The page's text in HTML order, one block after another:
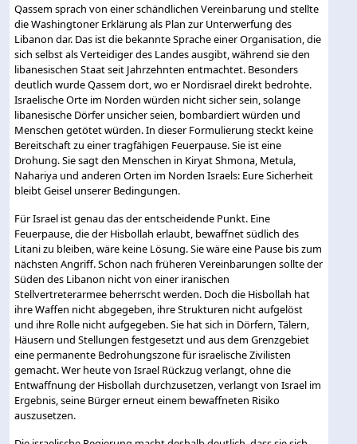
Qassem sprach von einer schändlichen Vereinbarung und stellte
die Washingtoner Erklärung als Plan zur Unterwerfung des
Libanon dar. Das ist die bekannte Sprache einer Organisation, die
sich selbst als Verteidiger des Landes ausgibt, während sie den
libanesischen Staat seit Jahrzehnten entmachtet. Besonders
deutlich wurde Qassem dort, wo er Nordisrael direkt bedrohte.
Israelische Orte im Norden würden nicht sicher sein, solange
libanesische Dörfer unsicher seien, bombardiert würden und
Menschen getötet würden. In dieser Formulierung steckt keine
Bereitschaft zu einer tragfähigen Feuerpause. Sie ist eine
Drohung. Sie sagt den Menschen in Kiryat Shmona, Metula,
Nahariya und anderen Orten im Norden Israels: Eure Sicherheit
bleibt Geisel unserer Bedingungen.
Für Israel ist genau das der entscheidende Punkt. Eine
Feuerpause, die der Hisbollah erlaubt, bewaffnet südlich des
Litani zu bleiben, wäre keine Lösung. Sie wäre eine Pause bis zum
nächsten Angriff. Schon nach früheren Vereinbarungen sollte der
Süden des Libanon nicht von einer iranischen
Stellvertreterarmee beherrscht werden. Doch die Hisbollah hat
ihre Waffen nicht abgegeben, ihre Strukturen nicht aufgelöst
und ihre Rolle nicht aufgegeben. Sie hat sich in Dörfern, Tälern,
Häusern und Stellungen festgesetzt und aus dem Grenzgebiet
eine permanente Bedrohungszone für israelische Zivilisten
gemacht. Wer heute von Israel Rückzug verlangt, ohne die
Entwaffnung der Hisbollah durchzusetzen, verlangt von Israel im
Ergebnis, seine Bürger erneut einem bewaffneten Risiko
auszusetzen.